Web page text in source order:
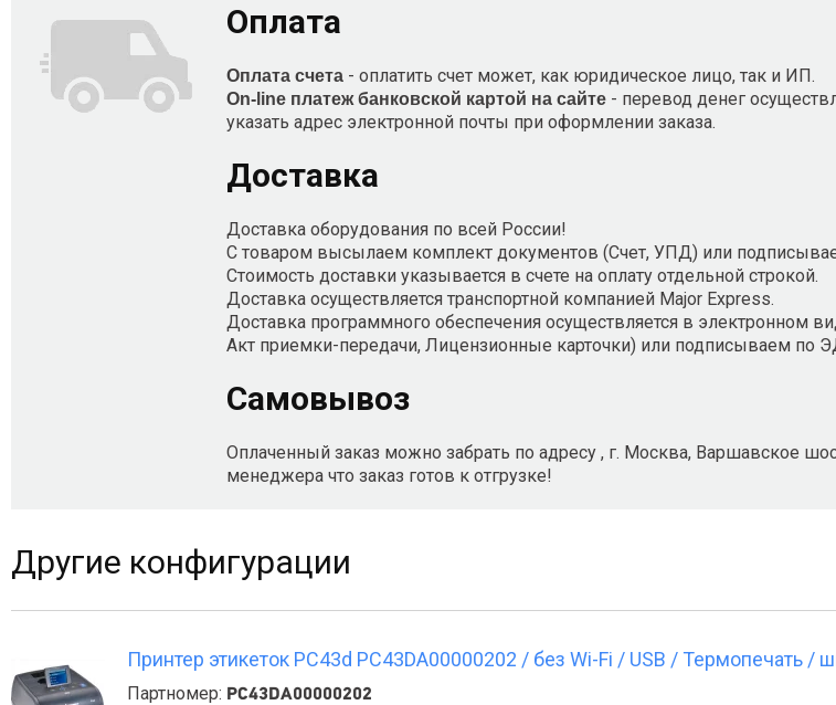
Оплата
Оплата счета - оплатить счет может, как юридическое лицо, так и ИП.
On-line платеж банковской картой на сайте - перевод денег
указать адрес электронной почты при оформлении заказа.
Доставка
Доставка оборудования по всей России!
С товаром высылаем комплект документов (Счет, УПД) или
Стоимость доставки указывается в счете на оплату отдельной строкой.
Доставка осуществляется транспортной компанией Major Express.
Доставка программного обеспечения осуществляется в электронном
Акт приемки-передачи, Лицензионные карточки) или подписываем по
Самовывоз
Оплаченный заказ можно забрать по адресу , г. Москва, Варшавское
менеджера что заказ готов к отгрузке!
Другие конфигурации
Принтер этикеток PС43d PC43DA00000202 / без Wi-Fi / USB / Термопечать /
Партномер: PC43DA00000202